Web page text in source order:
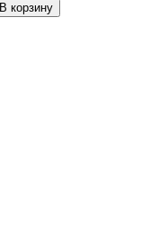
В корзину